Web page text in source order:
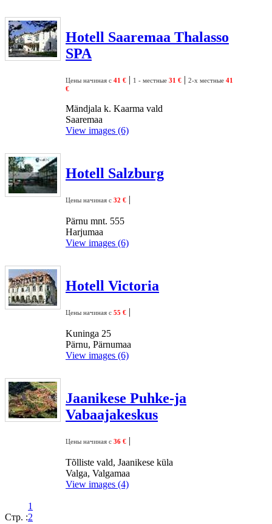
Hotell Saaremaa Thalasso
SPA
Цены начиная с 41 € | 1 - местные 31 € | 2-х местные 41
€
Mändjala k. Kaarma vald
Saaremaa
View images (6)
Hotell Salzburg
Цены начиная с 32 € |
Pärnu mnt. 555
Harjumaa
View images (6)
Hotell Victoria
Цены начиная с 55 € |
Kuninga 25
Pärnu, Pärnumaa
View images (6)
Jaanikese Puhke-ja
Vabaajakeskus
Цены начиная с 36 € |
Tõlliste vald, Jaanikese küla
Valga, Valgamaa
View images (4)
Стр. :
1
2